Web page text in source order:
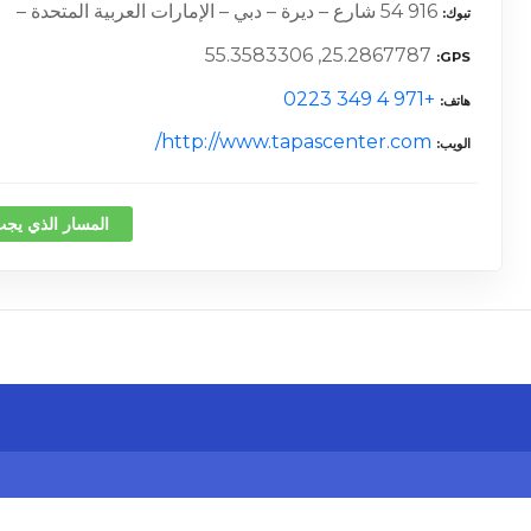
تبوك 916 54 شارع – ديرة – دبي – الإمارات العربية المتحدة –
GPS
25.2867787, 55.3583306
هاتف +971 4 349 0223
الويب http://www.tapascenter.com/
المسار الذي